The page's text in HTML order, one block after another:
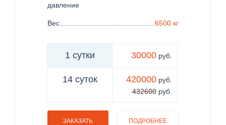
давление
Вес 6500 кг
1 сутки 30000 руб.
14 суток 420000 руб.
432600 руб.
ЗАКАЗАТЬ ПОДРОБНЕЕ